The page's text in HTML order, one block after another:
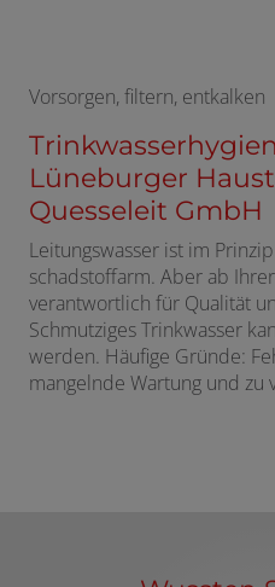
Vorsorgen, filtern, entkalken
Lüneburger
Quesseleit GmbH
Leitungswasser ist im
schadstoffarm. Aber ab
verantwortlich für Qualität
Schmutziges Trinkwasser
werden. Häufige Gründe:
mangelnde Wartung und zu